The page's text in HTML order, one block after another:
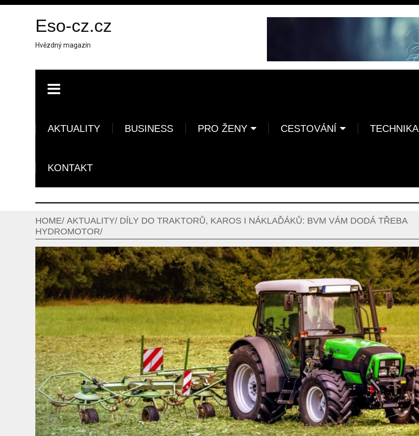
Eso-cz.cz
Hvězdný magazín
AKTUALITY BUSINESS PRO ŽENY CESTOVÁNÍ TECHNIKA
KONTAKT
HOME AKTUALITY DÍLY DO TRAKTORŮ, KAROS I NÁKLAĎÁKŮ: BVM VÁM DODÁ TŘEBA
HYDROMOTOR